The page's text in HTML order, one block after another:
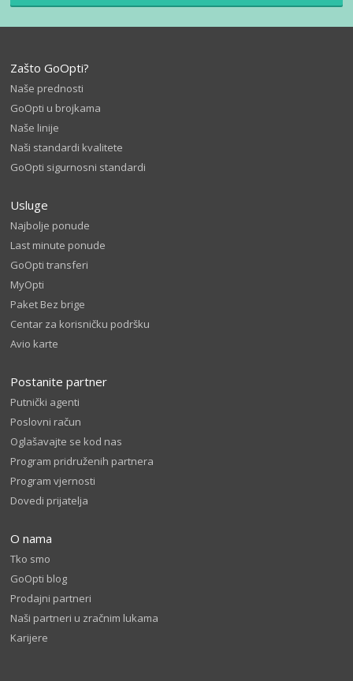
Zašto GoOpti?
Naše prednosti
GoOpti u brojkama
Naše linije
Naši standardi kvalitete
GoOpti sigurnosni standardi
Usluge
Najbolje ponude
Last minute ponude
GoOpti transferi
MyOpti
Paket Bez brige
Centar za korisničku podršku
Avio karte
Postanite partner
Putnički agenti
Poslovni račun
Oglašavajte se kod nas
Program pridruženih partnera
Program vjernosti
Dovedi prijatelja
O nama
Tko smo
GoOpti blog
Prodajni partneri
Naši partneri u zračnim lukama
Karijere